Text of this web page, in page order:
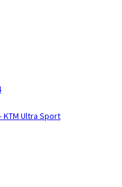
KTM Ultra Sport